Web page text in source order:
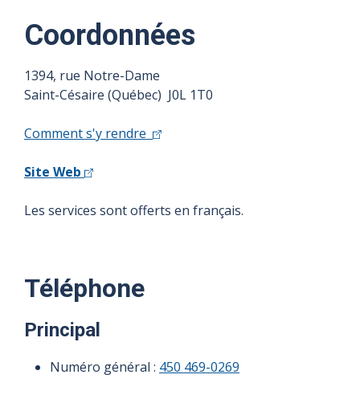
Coordonnées
1394, rue Notre-Dame
Saint-Césaire (Québec) J0L 1T0
Comment s'y rendre
Site Web
Les services sont offerts en français.
Téléphone
Principal
Numéro général : 450 469-0269